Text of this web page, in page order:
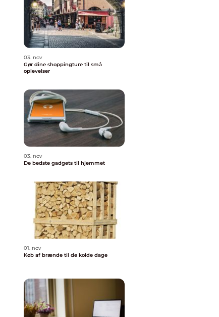
03. nov
Gør dine shoppingture til små
oplevelser
03. nov
De bedste gadgets til hjemmet
01. nov
Køb af brænde til de kolde dage